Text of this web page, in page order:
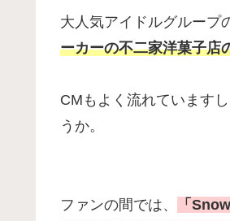
大人気アイドルグループ
ーカーの不二家洋菓子店
CMもよく流れています
うか。
ファンの間では、 「